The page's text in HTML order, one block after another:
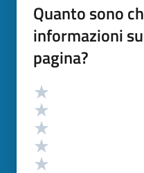
Quanto sono
informazioni
pagina?
Valutazione